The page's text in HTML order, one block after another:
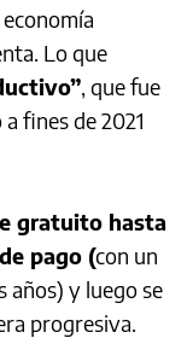
Lo que
, que fue
fines de 2021
gratuito hasta
pago (con un
años) y luego se
progresiva.